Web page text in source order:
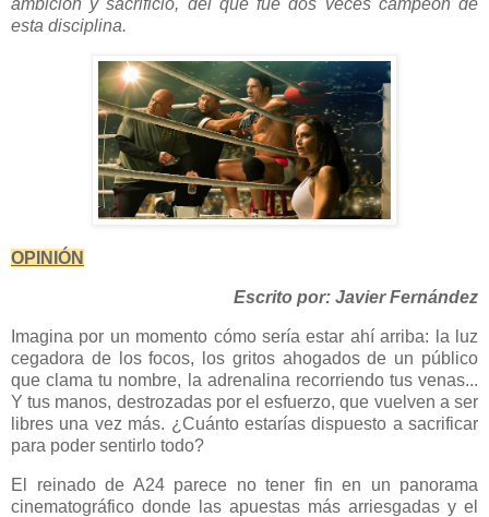
esta disciplina.
OPINIÓN
Escrito por: Javier Fernández
Imagina por un momento cómo sería estar ahí arriba: la luz
cegadora de los focos, los gritos ahogados de un público
que clama tu nombre, la adrenalina recorriendo tus venas...
Y tus manos, destrozadas por el esfuerzo, que vuelven a ser
libres una vez más. ¿Cuánto estarías dispuesto a sacrificar
para poder sentirlo todo?
El reinado de A24 parece no tener fin en un panorama
cinematográfico donde las apuestas más arriesgadas y el